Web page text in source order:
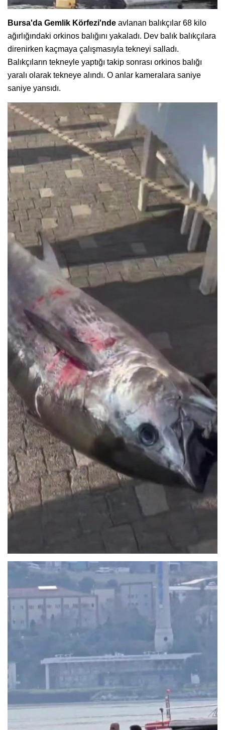
Bursa'da Gemlik Körfezi'nde avlanan balıkçılar 68 kilo
ağırlığındaki orkinos balığını yakaladı. Dev balık balıkçılara
direnirken kaçmaya çalışmasıyla tekneyi salladı.
Balıkçıların tekneyle yaptığı takip sonrası orkinos balığı
yaralı olarak tekneye alındı. O anlar kameralara saniye
saniye yansıdı.